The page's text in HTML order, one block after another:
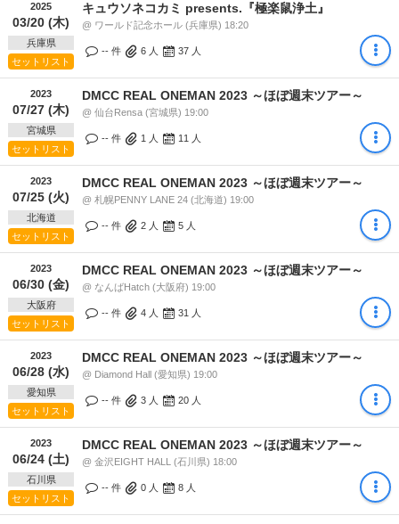
2025
03/20 (木)
兵庫県
セットリスト
キュウソネコカミ presents.『極楽鼠浄土』
@ ワールド記念ホール (兵庫県) 18:20
-- 件 6 人 37 人
2023
07/27 (木)
宮城県
セットリスト
DMCC REAL ONEMAN 2023 ～ほぼ週末ツアー～
@ 仙台Rensa (宮城県) 19:00
-- 件 1 人 11 人
2023
07/25 (火)
北海道
セットリスト
DMCC REAL ONEMAN 2023 ～ほぼ週末ツアー～
@ 札幌PENNY LANE 24 (北海道) 19:00
-- 件 2 人 5 人
2023
06/30 (金)
大阪府
セットリスト
DMCC REAL ONEMAN 2023 ～ほぼ週末ツアー～
@ なんばHatch (大阪府) 19:00
-- 件 4 人 31 人
2023
06/28 (水)
愛知県
セットリスト
DMCC REAL ONEMAN 2023 ～ほぼ週末ツアー～
@ Diamond Hall (愛知県) 19:00
-- 件 3 人 20 人
2023
06/24 (土)
石川県
セットリスト
DMCC REAL ONEMAN 2023 ～ほぼ週末ツアー～
@ 金沢EIGHT HALL (石川県) 18:00
-- 件 0 人 8 人